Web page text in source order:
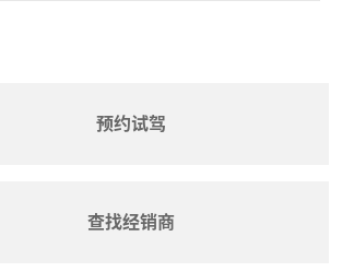
预约试驾
查找经销商